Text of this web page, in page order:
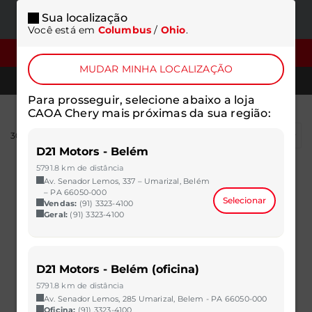
MENU
FILTROS
TELEFONES
303
Sua localização
Você está em Columbus / Ohio.
MUDAR MINHA LOCALIZAÇÃO
Para prosseguir, selecione abaixo a loja
CAOA Chery mais próximas da sua região:
D21 Motors - Belém
5791.8 km de distância
Av. Senador Lemos, 337 – Umarizal, Belém
– PA 66050-000
Vendas: (91) 3323-4100
Geral: (91) 3323-4100
Selecionar
D21 Motors - Belém (oficina)
5791.8 km de distância
Av. Senador Lemos, 285 Umarizal, Belem - PA 66050-000
Oficina: (91) 3323-4100